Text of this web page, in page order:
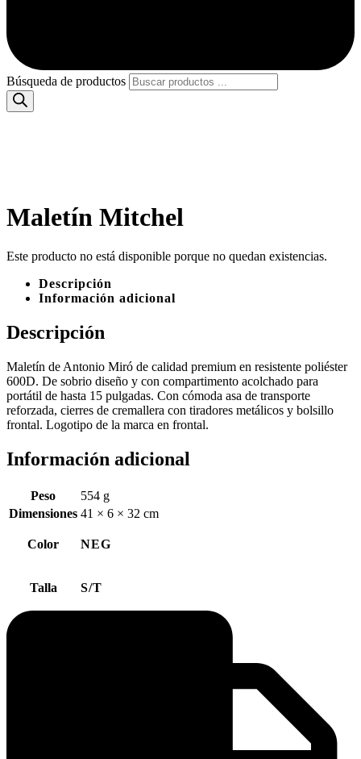
Búsqueda de productos
Maletín Mitchel
Este producto no está disponible porque no quedan existencias.
Descripción
Información adicional
Descripción
Maletín de Antonio Miró de calidad premium en resistente poliéster
600D. De sobrio diseño y con compartimento acolchado para
portátil de hasta 15 pulgadas. Con cómoda asa de transporte
reforzada, cierres de cremallera con tiradores metálicos y bolsillo
frontal. Logotipo de la marca en frontal.
Información adicional
Peso
554 g
Dimensiones 41 × 6 × 32 cm
Color NEG
Talla S/T